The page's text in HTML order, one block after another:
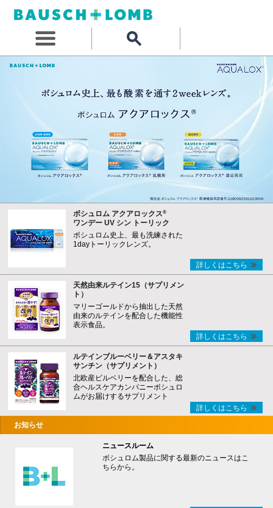
ボシュロム アクアロックス®
ワンデー UV シン トーリック
ボシュロム史上、最も洗練された
1dayトーリックレンズ。
詳しくはこちら
天然由来ルテイン15（サプリメン
ト）
マリーゴールドから抽出した天然
由来のルテインを配合した機能性
表示食品。
詳しくはこちら
ルテインブルーベリー＆アスタキ
サンチン（サプリメント）
北欧産ビルベリーを配合した、総
合ヘルスケアカンパニーボシュロ
ムがお届けするサプリメント
詳しくはこちら
お知らせ
ニュースルーム
ボシュロム製品に関する最新のニュースはこ
ちらから。